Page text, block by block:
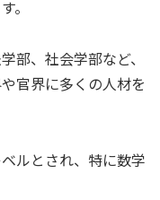
。
部、社会学部など、
官界に多くの人材を
ルとされ、特に数学